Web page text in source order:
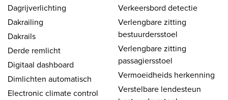
Dagrijverlichting
Dakrailing
Dakrails
Derde remlicht
Digitaal dashboard
Dimlichten automatisch
Electronic climate control
Verkeersbord detectie
Verlengbare zitting
bestuurdersstoel
Verlengbare zitting
passagiersstoel
Vermoeidheids herkenning
Verstelbare lendesteun